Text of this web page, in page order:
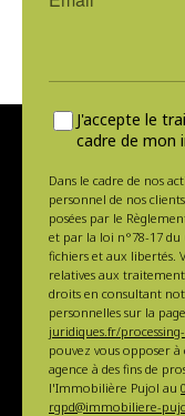
J'accepte le
cadre de mon
Dans le cadre de nos
personnel de nos
posées par le
et par la loi n°78-17
fichiers et aux libertés.
relatives aux
droits en consultant
personnelles sur la
juridiques.fr/
pouvez vous opposer
agence à des fins de
l'Immobilière Pujol au
rgpd@immobiliere-